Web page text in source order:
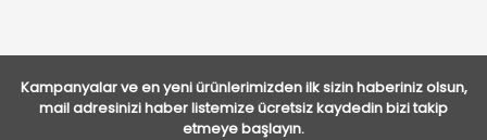
Kampanyalar ve en yeni ürünlerimizden ilk sizin haberiniz olsun,
mail adresinizi haber listemize ücretsiz kaydedin bizi takip
etmeye başlayın.